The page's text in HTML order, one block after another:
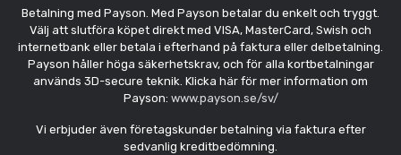
Betalning med Payson. Med Payson betalar du enkelt och tryggt.
Välj att slutföra köpet direkt med VISA, MasterCard, Swish och
internetbank eller betala i efterhand på faktura eller delbetalning.
Payson håller höga säkerhetskrav, och för alla kortbetalningar
används 3D-secure teknik. Klicka här för mer information om
Payson: www.payson.se/sv/
Vi erbjuder även företagskunder betalning via faktura efter
sedvanlig kreditbedömning.